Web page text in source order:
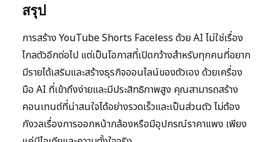
สรุป
การสร้าง YouTube Shorts Faceless ด้วย AI ไม่ใช่เรื่อง
ไกลตัวอีกต่อไป แต่เป็นโอกาสที่เปิดกว้างสำหรับทุกคนที่อยาก
มีรายได้เสริมและสร้างธุรกิจออนไลน์ของตัวเอง ด้วยเครื่อง
มือ AI ที่เข้าถึงง่ายและมีประสิทธิภาพสูง คุณสามารถสร้าง
คอนเทนต์ที่น่าสนใจได้อย่างรวดเร็วและเป็นส่วนตัว ไม่ต้อง
กังวลเรื่องการออกหน้ากล้องหรือมีอุปกรณ์ราคาแพง เพียง